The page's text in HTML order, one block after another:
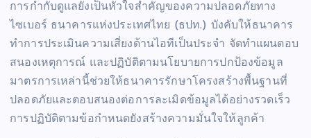
การกำกับดูแลยังเป็นหัวใจสำคัญของความปลอดภัยทาง
ไซเบอร์ ธนาคารแห่งประเทศไทย (ธปท.) บังคับให้ธนาคาร
ทำการประเมินความเสี่ยงด้านไอทีเป็นประจำ จัดทำแผนตอบ
สนองเหตุการณ์ และปฏิบัติตามนโยบายการปกป้องข้อมูล
มาตรการเหล่านี้ช่วยให้ธนาคารรักษาโครงสร้างพื้นฐานที่
ปลอดภัยและตอบสนองต่อการละเมิดข้อมูลได้อย่างรวดเร็ว
การปฏิบัติตามข้อกำหนดยังสร้างความมั่นใจให้ลูกค้า